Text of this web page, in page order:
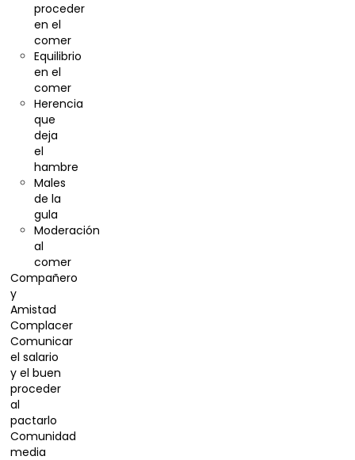
proceder
en el
comer
Equilibrio
en el
comer
Herencia
que
deja
el
hambre
Males
de la
gula
Moderación
al
comer
Compañero
y
Amistad
Complacer
Comunicar
el salario
y el buen
proceder
al
pactarlo
Comunidad
media